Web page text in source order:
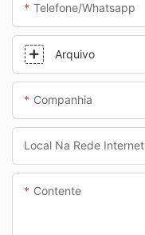
Telefone/whatsapp
Arquivo
Companhia
Local Na Rede Internet
Contente